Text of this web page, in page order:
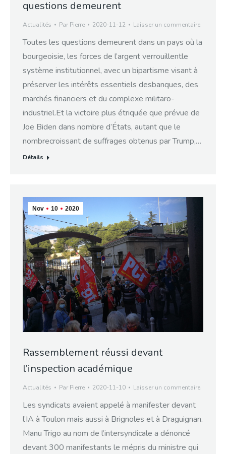
questions demeurent
Actualités Par Pierre 2020-11-12 Laisser un commentaire
Toutes les questions demeurent dans un pays où la
bourgeoisie, les forces de l’argent verrouillentle
système institutionnel, avec un bipartisme visant à
préserver les intérêts essentiels desbanques, des
marchés financiers et du complexe militaro-
industriel.Et la victoire plus étriquée que prévue de
Joe Biden dans nombre d’États, autant que le
nombrecroissant de suffrages obtenus par Trump,…
Détails
Nov 10 2020
Rassemblement réussi devant
l’inspection académique
Actualités Par Pierre 2020-11-10 Laisser un commentaire
Les syndicats avaient appelé à manifester devant
l’IA à Toulon mais aussi à Brignoles et à Draguignan.
Manu Trigo au nom de l’intersyndicale a dénoncé
devant 300 manifestants le mépris du ministre qui